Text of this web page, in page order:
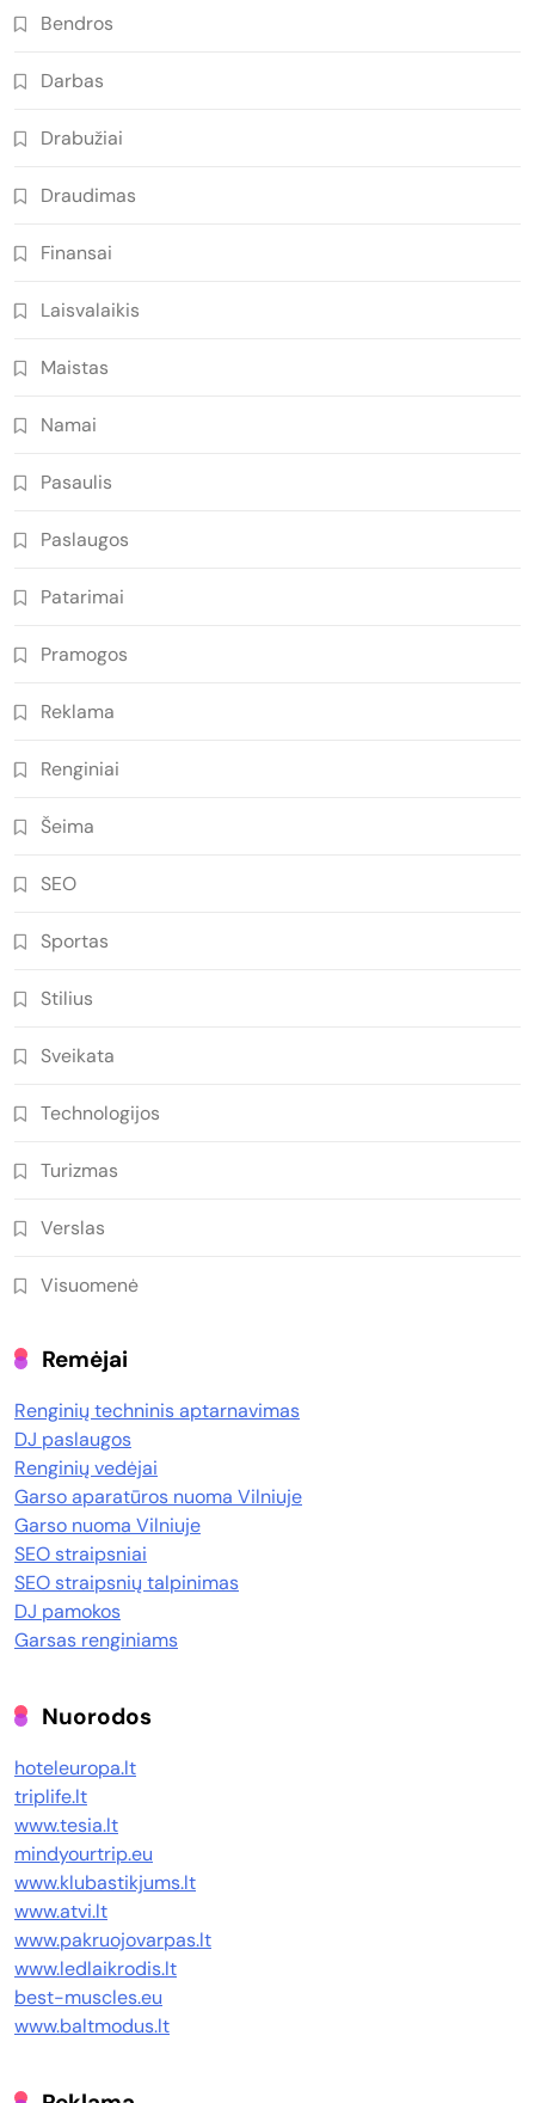
Bendros
Darbas
Drabužiai
Draudimas
Finansai
Laisvalaikis
Maistas
Namai
Pasaulis
Paslaugos
Patarimai
Pramogos
Reklama
Renginiai
Šeima
SEO
Sportas
Stilius
Sveikata
Technologijos
Turizmas
Verslas
Visuomenė
Remėjai
Renginių techninis aptarnavimas
DJ paslaugos
Renginių vedėjai
Garso aparatūros nuoma Vilniuje
Garso nuoma Vilniuje
SEO straipsniai
SEO straipsnių talpinimas
DJ pamokos
Garsas renginiams
Nuorodos
hoteleuropa.lt
triplife.lt
www.tesia.lt
mindyourtrip.eu
www.klubastikjums.lt
www.atvi.lt
www.pakruojovarpas.lt
www.ledlaikrodis.lt
best-muscles.eu
www.baltmodus.lt